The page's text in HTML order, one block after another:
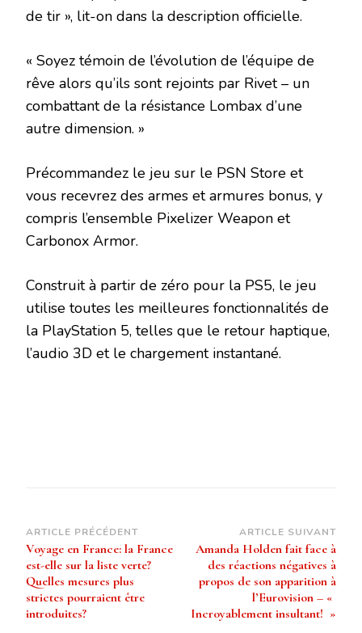
de tir », lit-on dans la description officielle.
« Soyez témoin de l’évolution de l’équipe de
rêve alors qu’ils sont rejoints par Rivet – un
combattant de la résistance Lombax d’une
autre dimension. »
Précommandez le jeu sur le PSN Store et
vous recevrez des armes et armures bonus, y
compris l’ensemble Pixelizer Weapon et
Carbonox Armor.
Construit à partir de zéro pour la PS5, le jeu
utilise toutes les meilleures fonctionnalités de
la PlayStation 5, telles que le retour haptique,
l’audio 3D et le chargement instantané.
Navigation
d’article
ARTICLE PRÉCÉDENT
Voyage en France: la France
est-elle sur la liste verte?
Quelles mesures plus
strictes pourraient être
introduites?
ARTICLE SUIVANT
Amanda Holden fait face à
des réactions négatives à
propos de son apparition à
l’Eurovision – «
Incroyablement insultant! »